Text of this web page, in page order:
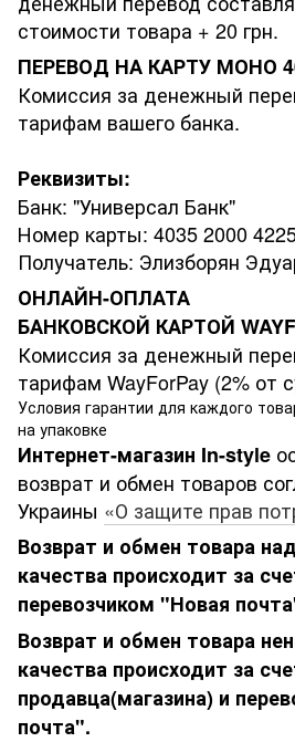
стоимости товара + 20 грн.
ПЕРЕВОД НА КАРТУ МОНО
Комиссия за денежный
тарифам вашего банка.
Реквизиты:
Банк: "Универсал Банк"
Номер карты: 4035 2000
Получатель: Элизборян
ОНЛАЙН-ОПЛАТА
БАНКОВСКОЙ КАРТОЙ
Комиссия за денежный
тарифам WayForPay (2% от
Условия гарантии для каждого
на упаковке
Интернет-магазин In-style
возврат и обмен товаров
Украины «О защите прав
Возврат и обмен товара
качества происходит за
перевозчиком "Новая
Возврат и обмен товара
качества происходит за
продавца(магазина) и
почта".